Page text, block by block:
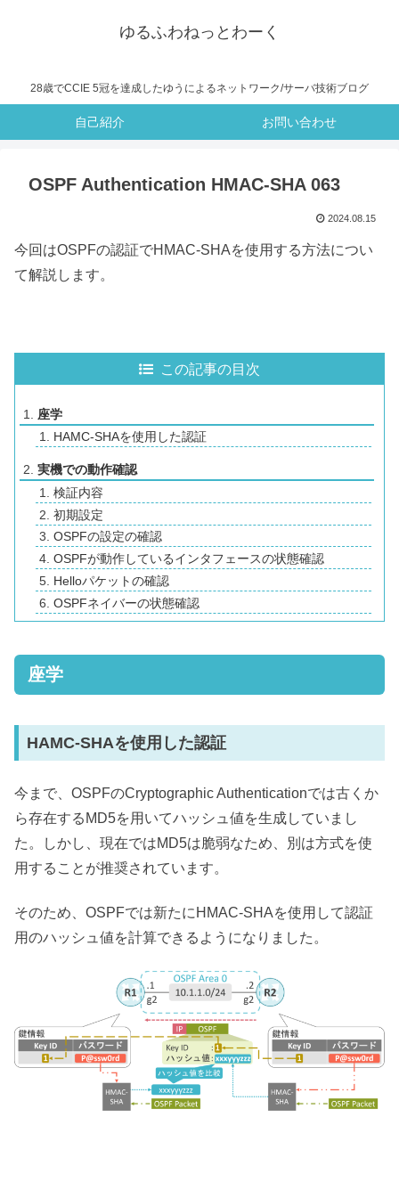
ゆるふわねっとわーく
28歳でCCIE 5冠を達成したゆうによるネットワーク/サーバ技術ブログ
自己紹介 お問い合わせ
OSPF Authentication HMAC-SHA 063
2024.08.15
今回はOSPFの認証でHMAC-SHAを使用する方法につい
て解説します。
この記事の目次
座学
HAMC-SHAを使用した認証
実機での動作確認
検証内容
初期設定
OSPFの設定の確認
OSPFが動作しているインタフェースの状態確認
Helloパケットの確認
OSPFネイバーの状態確認
座学
HAMC-SHAを使用した認証
今まで、OSPFのCryptographic Authenticationでは古くか
ら存在するMD5を用いてハッシュ値を生成していまし
た。しかし、現在ではMD5は脆弱なため、別は方式を使
用することが推奨されています。
そのため、OSPFでは新たにHMAC-SHAを使用して認証
用のハッシュ値を計算できるようになりました。